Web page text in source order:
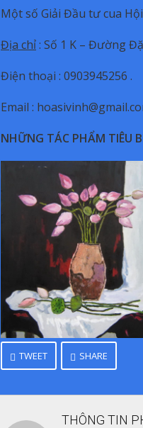
Một số Giải Đầu tư cua
Địa chỉ: Số 1 K – Đường
Điện thoại : 0903945256 .
Email :
NHỮNG TÁC PHẨM TIÊU
TWEET SHARE
THÔNG TIN